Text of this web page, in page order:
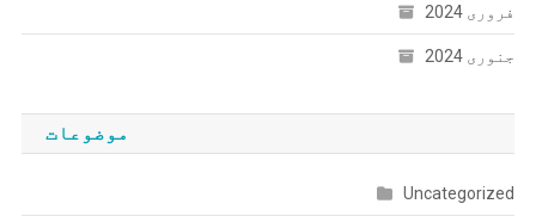
فروری 2024
جنوری 2024
موضوعات
Uncategorized